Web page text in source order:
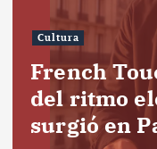
Cultura
French
del ritmo
surgió en